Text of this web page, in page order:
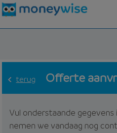
terug Offerte
Vul onderstaande gegevens
nemen we vandaag nog